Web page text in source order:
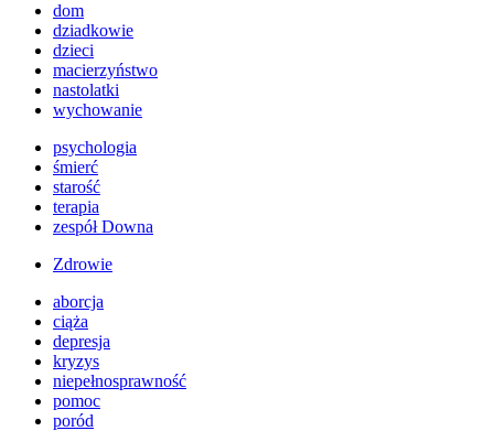
dom
dziadkowie
dzieci
macierzyństwo
nastolatki
wychowanie
psychologia
śmierć
starość
terapia
zespół Downa
Zdrowie
aborcja
ciąża
depresja
kryzys
niepełnosprawność
pomoc
poród